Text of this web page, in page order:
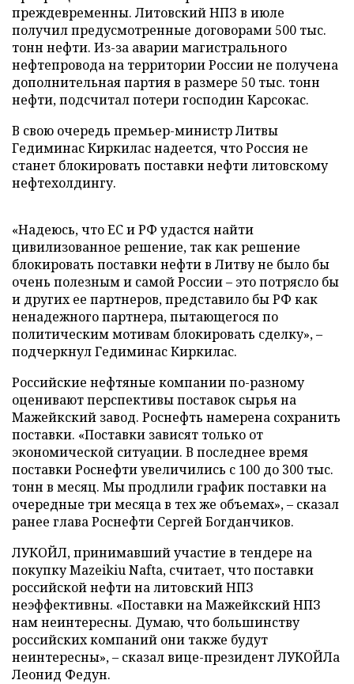
преждевременны. Литовский НПЗ в июле
получил предусмотренные договорами 500 тыс.
тонн нефти. Из-за аварии магистрального
нефтепровода на территории России не получена
дополнительная партия в размере 50 тыс. тонн
нефти, подсчитал потери господин Карсокас.
В свою очередь премьер-министр Литвы
Гедиминас Киркилас надеется, что Россия не
станет блокировать поставки нефти литовскому
нефтехолдингу.
«Надеюсь, что ЕС и РФ удастся найти
цивилизованное решение, так как решение
блокировать поставки нефти в Литву не было бы
очень полезным и самой России – это потрясло бы
и других ее партнеров, представило бы РФ как
ненадежного партнера, пытающегося по
политическим мотивам блокировать сделку», –
подчеркнул Гедиминас Киркилас.
Российские нефтяные компании по-разному
оценивают перспективы поставок сырья на
Мажейкский завод. Роснефть намерена сохранить
поставки. «Поставки зависят только от
экономической ситуации. В последнее время
поставки Роснефти увеличились с 100 до 300 тыс.
тонн в месяц. Мы продлили график поставки на
очередные три месяца в тех же объемах», – сказал
ранее глава Роснефти Сергей Богданчиков.
ЛУКОЙЛ, принимавший участие в тендере на
покупку Mazeikiu Nafta, считает, что поставки
российской нефти на литовский НПЗ
неэффективны. «Поставки на Мажейкский НПЗ
нам неинтересны. Думаю, что большинству
российских компаний они также будут
неинтересны», – сказал вице-президент ЛУКОЙЛа
Леонид Федун.